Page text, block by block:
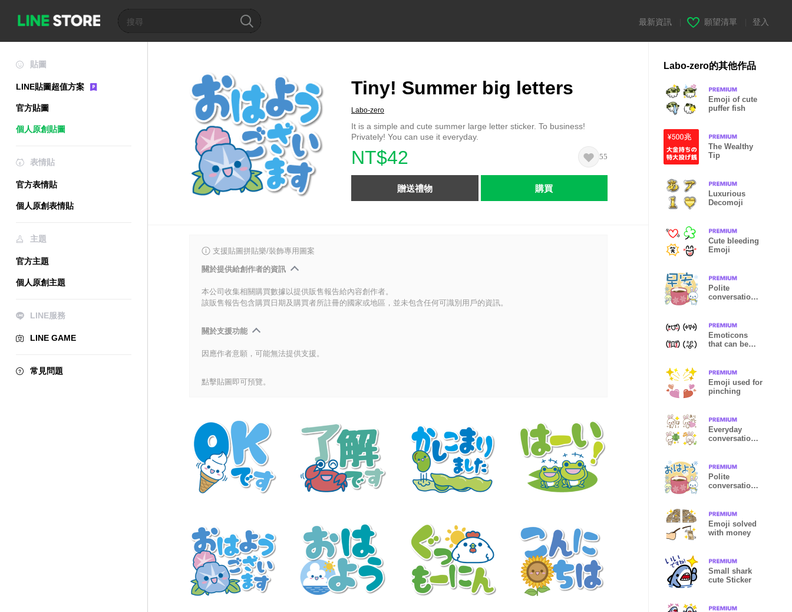
最新資訊 願望清單 登入
貼圖
LINE貼圖超值方案
官方貼圖
個人原創貼圖
表情貼
官方表情貼
個人原創表情貼
主題
官方主題
個人原創主題
LINE服務
LINE GAME
常見問題
Tiny! Summer big letters
Labo-zero
It is a simple and cute summer large letter sticker. To business!
Privately! You can use it everyday.
NT$42 55
贈送禮物 購買
支援貼圖拼貼樂/裝飾專用圖案
關於提供給創作者的資訊
本公司收集相關購買數據以提供販售報告給內容創作者。
該販售報告包含購買日期及購買者所註冊的國家或地區，並未包含任何可識別用戶的資訊。
關於支援功能
因應作者意願，可能無法提供支援。
點擊貼圖即可預覽。
Labo-zero的其他作品
Emoji of cute
puffer fish
The Wealthy
Tip
Luxurious
Decomoji
Cute bleeding
Emoji
Polite
conversation-
Emoticons
that can be
Emoji used for
pinching
Everyday
conversation
Polite
conversation -
Emoji solved
with money
Small shark
cute Sticker